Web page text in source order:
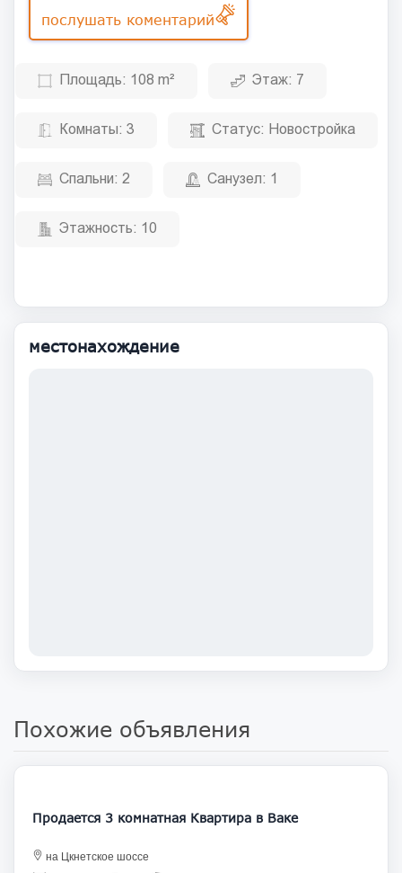
послушать коментарий
Площадь: 108 m² Этаж: 7
Комнаты: 3 Статус: Новостройка
Спальни: 2 Санузел: 1
Этажность: 10
местонахождение
Похожие объявления
230 000
Продается 3 комнатная Квартира в Ваке
на Цкнетское шоссе